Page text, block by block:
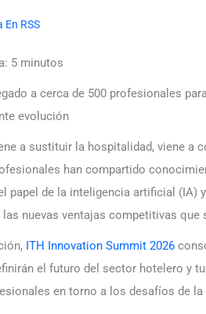
En RSS
5 minutos
a cerca de 500 profesionales
evolución
a sustituir la hospitalidad, viene a
han compartido
papel de la inteligencia artificial
nuevas ventajas competitivas que
ITH Innovation Summit 2026
el futuro del sector hotelero y
en torno a los desafíos de la